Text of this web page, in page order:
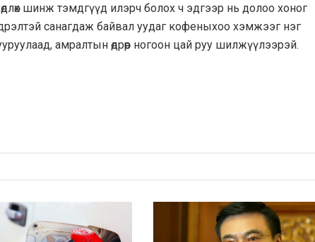
шинж тэмдгүүд илэрч болох ч эдгээр нь долоо хоног
санагдаж байвал уудаг кофеныхоо хэмжээг нэг
амралтын өдрөөр ногоон цай руу шилжүүлээрэй.